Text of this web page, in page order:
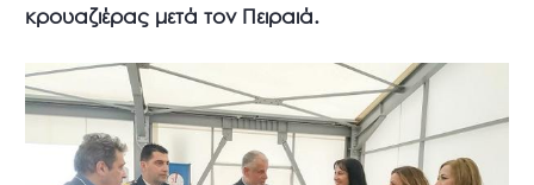
κρουαζιέρας μετά τον Πειραιά.